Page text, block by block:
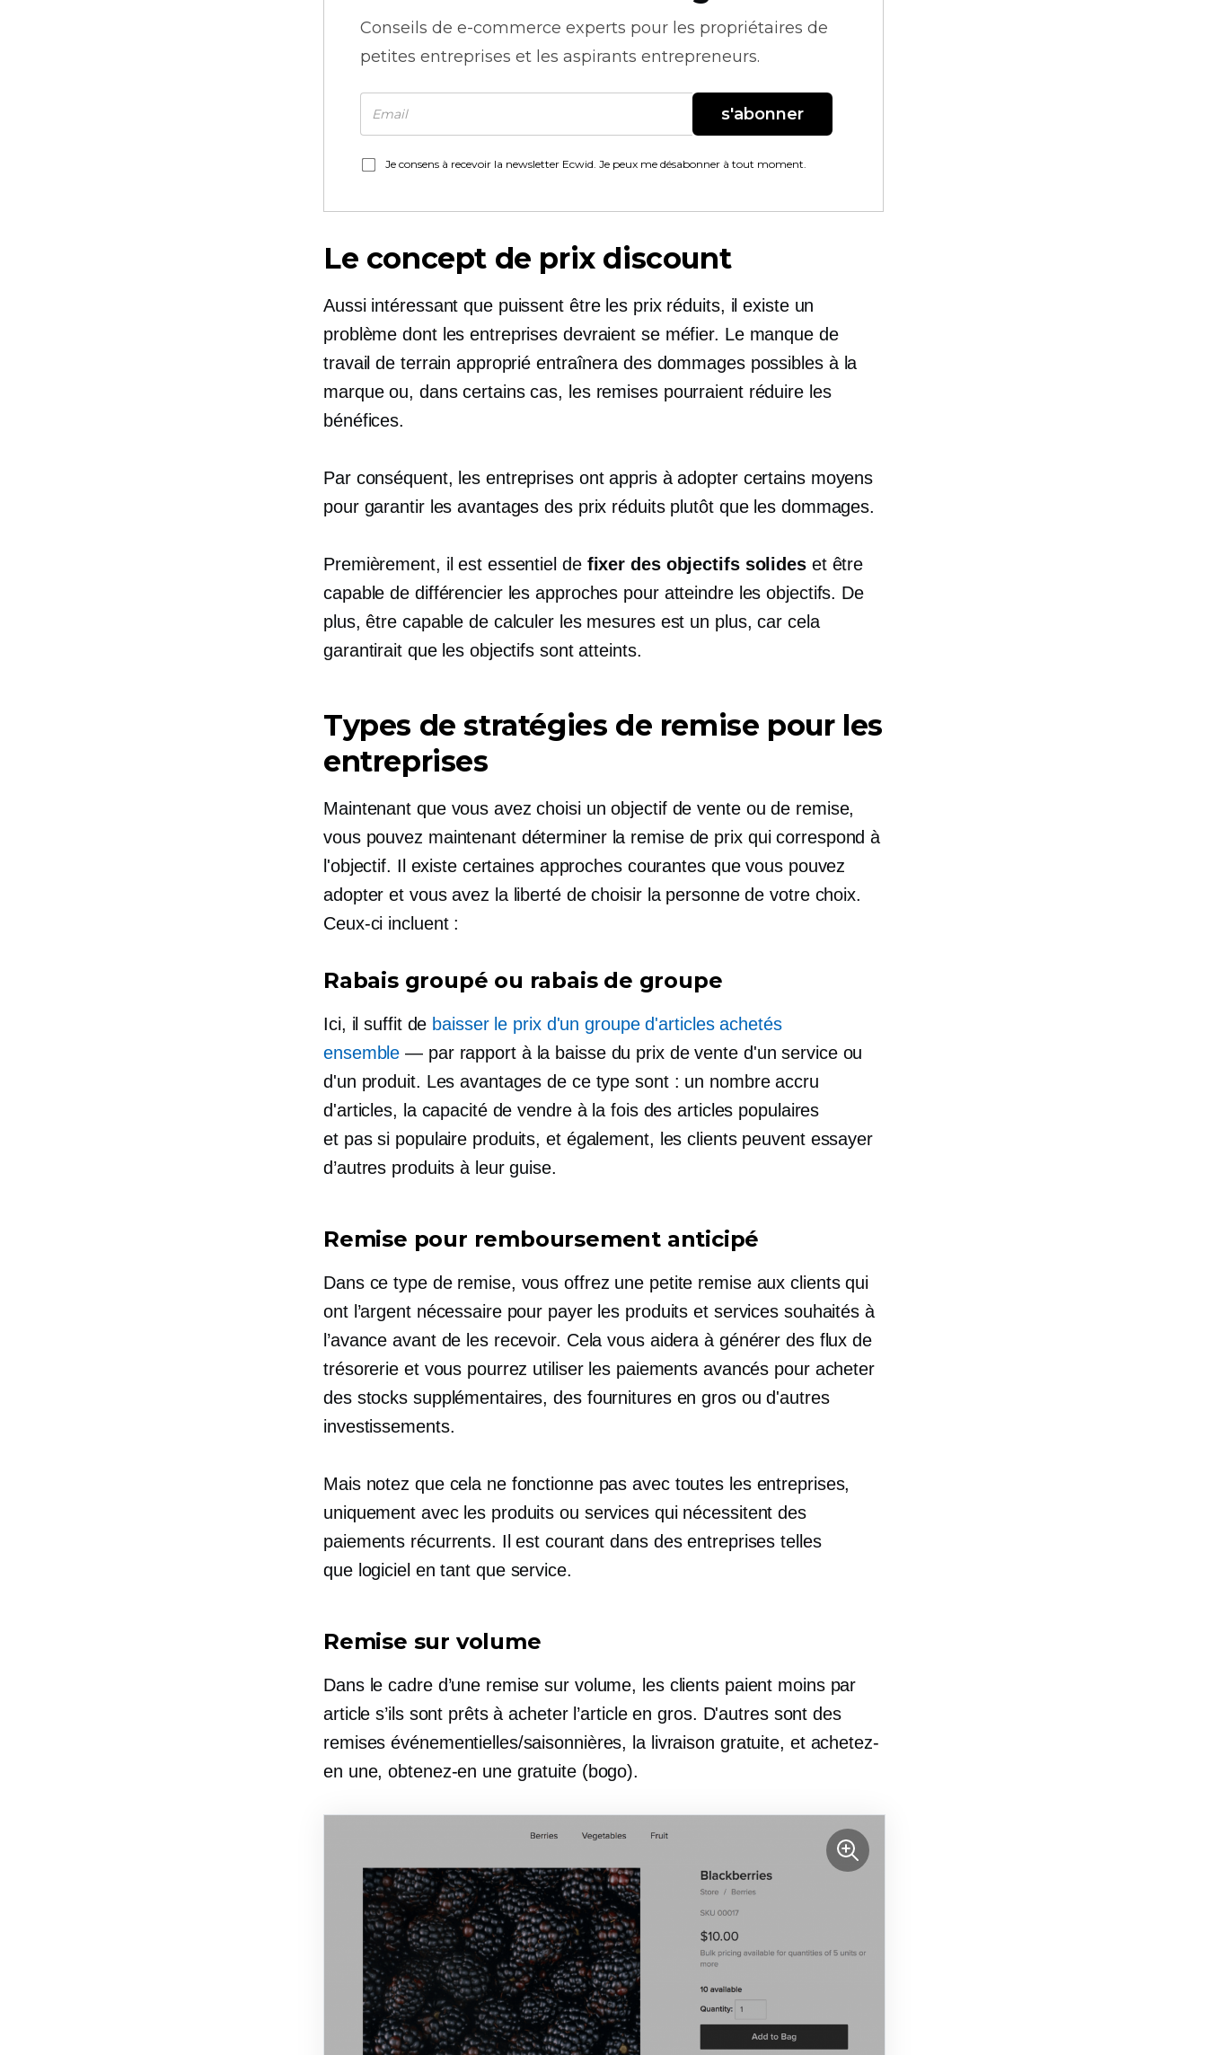
Conseils de e-commerce experts pour les propriétaires de
petites entreprises et les aspirants entrepreneurs.
s'abonner
Je consens à recevoir la newsletter Ecwid. Je peux me désabonner à tout moment.
Le concept de prix discount
Aussi intéressant que puissent être les prix réduits, il existe un
problème dont les entreprises devraient se méfier. Le manque de
travail de terrain approprié entraînera des dommages possibles à la
marque ou, dans certains cas, les remises pourraient réduire les
bénéfices.
Par conséquent, les entreprises ont appris à adopter certains moyens
pour garantir les avantages des prix réduits plutôt que les dommages.
Premièrement, il est essentiel de fixer des objectifs solideset être
capable de différencier les approches pour atteindre les objectifs. De
plus, être capable de calculer les mesures est un plus, car cela
garantirait que les objectifs sont atteints.
Types de stratégies de remise pour les
entreprises
Maintenant que vous avez choisi un objectif de vente ou de remise,
vous pouvez maintenant déterminer la remise de prix qui correspond à
l'objectif. Il existe certaines approches courantes que vous pouvez
adopter et vous avez la liberté de choisir la personne de votre choix.
Ceux-ci incluent :
Rabais groupé ou rabais de groupe
Ici, il suffit de baisser le prix d'un groupe d'articles achetés
ensemble — par rapport à la baisse du prix de vente d'un service ou
d'un produit. Les avantages de ce type sont : un nombre accru
d'articles, la capacité de vendre à la fois des articles populaires
et pas si populaire produits, et également, les clients peuvent essayer
d’autres produits à leur guise.
Remise pour remboursement anticipé
Dans ce type de remise, vous offrez une petite remise aux clients qui
ont l’argent nécessaire pour payer les produits et services souhaités à
l’avance avant de les recevoir. Cela vous aidera à générer des flux de
trésorerie et vous pourrez utiliser les paiements avancés pour acheter
des stocks supplémentaires, des fournitures en gros ou d'autres
investissements.
Mais notez que cela ne fonctionne pas avec toutes les entreprises,
uniquement avec les produits ou services qui nécessitent des
paiements récurrents. Il est courant dans des entreprises telles
que logiciel en tant que service.
Remise sur volume
Dans le cadre d’une remise sur volume, les clients paient moins par
article s’ils sont prêts à acheter l’article en gros. D'autres sont des
remises événementielles/saisonnières, la livraison gratuite, et achetez-
en une, obtenez-en une gratuite (bogo).